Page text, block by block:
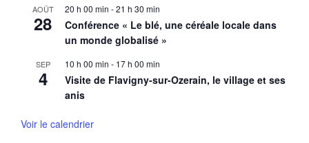
AOÛT
28
20 h 00 min -21 h 30 min
Conférence « Le blé, une céréale locale dans
un monde globalisé »
SEP
4
10 h 00 min - 17 h 00 min
Visite de Flavigny-sur-Ozerain, le village et ses
anis
Voir le calendrier